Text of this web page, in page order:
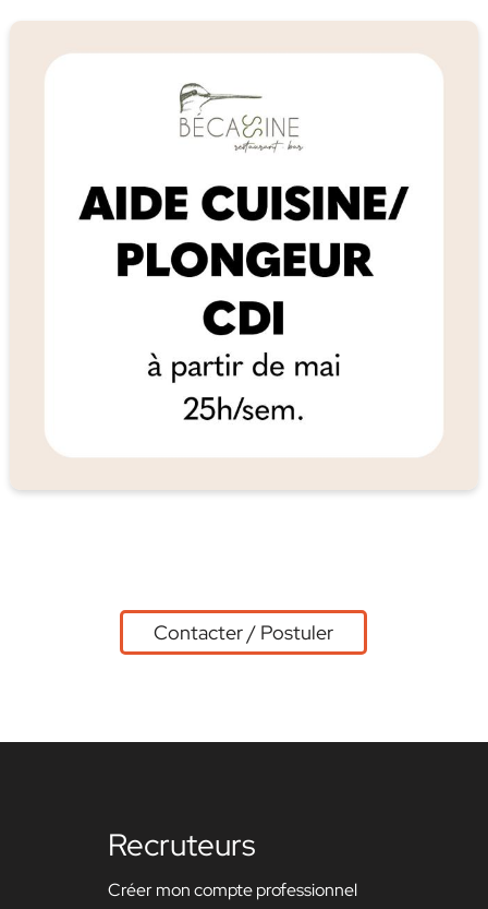
Contacter / Postuler
Recruteurs
Créer mon compte professionnel